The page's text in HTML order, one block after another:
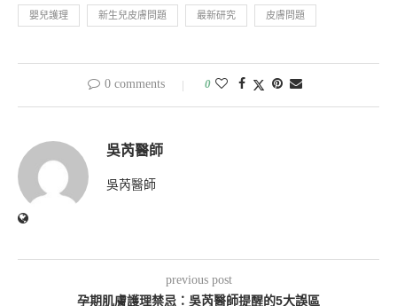
嬰兒護理 新生兒皮膚問題 最新研究 皮膚問題
0 comments 0
吳芮醫師
吳芮醫師
previous post
孕期肌膚護理禁忌：吳芮醫師提醒的5大誤區